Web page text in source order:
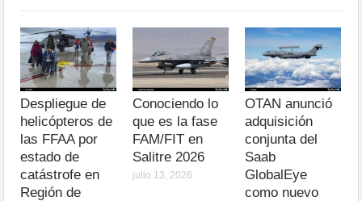
Despliegue de
helicópteros de
las FFAA por
estado de
catástrofe en
Región de
Conociendo lo
que es la fase
FAM/FIT en
Salitre 2026
julio 13, 2026
OTAN anunció
adquisición
conjunta del
Saab
GlobalEye
como nuevo